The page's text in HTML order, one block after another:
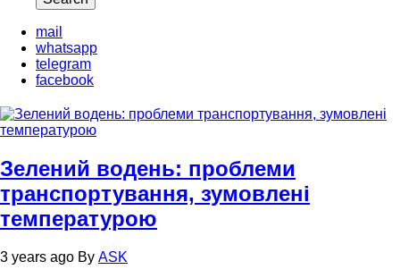
mail
whatsapp
telegram
facebook
Зелений водень: проблеми
транспортування, зумовлені
температурою
3 years ago By ASK